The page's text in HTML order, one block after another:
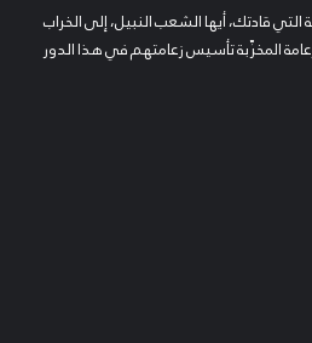
التي قادتك، أيها الشعب النبيل، إلى الخراب
المخرِّبة تأسيس زعامتهم في هذا الدور